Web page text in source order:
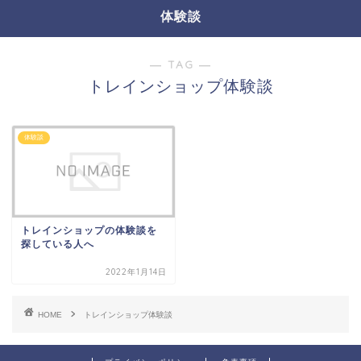
体験談
― TAG ―
トレインショップ体験談
体験談
トレインショップの体験談を
探している人へ
2022年1月14日
HOME トレインショップ体験談